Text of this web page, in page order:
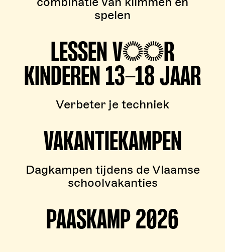
spelen
LESSEN VOOR
KINDEREN 13-18 JAAR
Verbeter je techniek
VAKANTIEKAMPEN
Dagkampen tijdens de Vlaamse
schoolvakanties
PAASKAMP 2026